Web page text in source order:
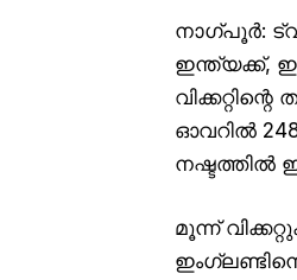
നാഗ്പൂർ:
ഇന്ത്യക്ക്,
ഓവറിൽ
നഷ്ടത്തിൽ
മൂന്ന്